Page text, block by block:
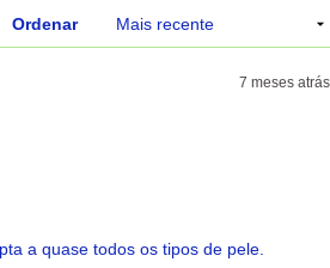
Ordenar
7 meses atrás
a quase todos os tipos de pele.
A carregar...